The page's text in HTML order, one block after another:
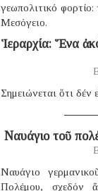
γεωπολιτικό
Μεσόγειο.
Ἱεραρχία: Ἕνα
Σημειώνεται ὅτι δέν
Ναυάγιο τοῦ
Ναυάγιο
Πολέμου, σχεδόν